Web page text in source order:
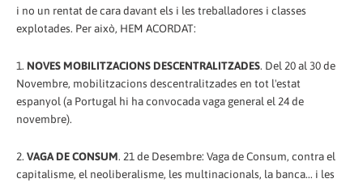
i no un rentat de cara davant els i les treballadores i classes
explotades. Per això, HEM ACORDAT:
1. NOVES MOBILITZACIONS DESCENTRALITZADES. Del 20 al 30 de
Novembre, mobilitzacions descentralitzades en tot l'estat
espanyol (a Portugal hi ha convocada vaga general el 24 de
novembre).
2. VAGA DE CONSUM. 21 de Desembre: Vaga de Consum, contra el
capitalisme, el neoliberalisme, les multinacionals, la banca... i les